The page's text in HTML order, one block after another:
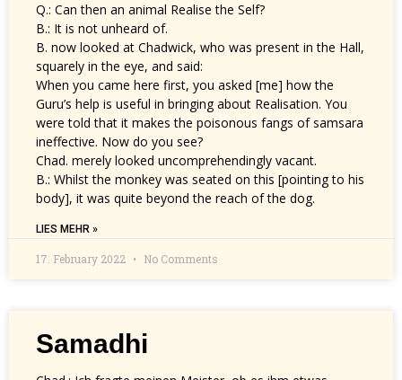
Q.: Can then an animal Realise the Self?
B.: It is not unheard of.
B. now looked at Chadwick, who was present in the Hall,
squarely in the eye, and said:
When you came here first, you asked [me] how the
Guru’s help is useful in bringing about Realisation. You
were told that it makes the poisonous fangs of samsara
ineffective. Now do you see?
Chad. merely looked uncomprehendingly vacant.
B.: Whilst the monkey was seated on this [pointing to his
body], it was quite beyond the reach of the dog.
LIES MEHR »
17. February 2022 No Comments
Samadhi